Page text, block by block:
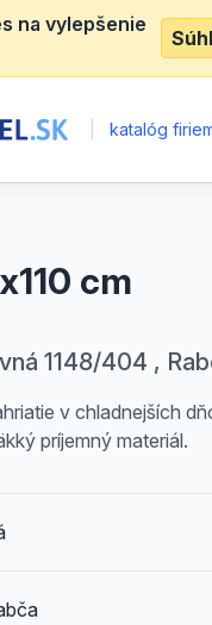
na vylepšenie
katalóg
cm
1148/404 ,
v chladnejších
príjemný materiál.